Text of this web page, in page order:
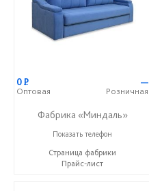
0Р
Оптовая
—
Розничная
Фабрика «Миндаль»
+7 (927) 630-62-82
Показать телефон
Страница фабрики
Прайс-лист